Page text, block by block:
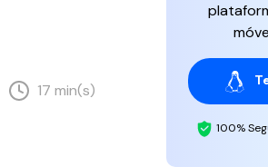
17 min(s)
100%